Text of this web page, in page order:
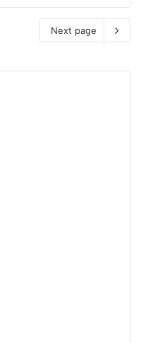
Next page